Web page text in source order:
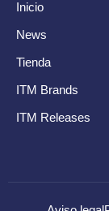
Inicio
News
Tienda
ITM Brands
ITM Releases